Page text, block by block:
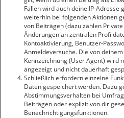
Fällen wird auch deine IP-Adresse
weiterhin bei folgenden Aktionen
von Beiträgen (dazu zählen
Änderungen an zentralen
Kontoaktivierung, Benutzer-
Anmeldeversuche. Die von
Kennzeichnung (User Agent) wird
angezeigt und nicht dauerhaft
Schließlich erfordern einzelne
Daten gespeichert werden. Dazu
Abstimmungsverhalten bei
Beiträgen oder explizit von dir
Benachrichtigungsfunktionen.